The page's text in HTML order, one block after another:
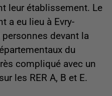
leur établissement. Le
a eu lieu à Evry-
devant la
du
compliqué avec un
les RER A, B et E.